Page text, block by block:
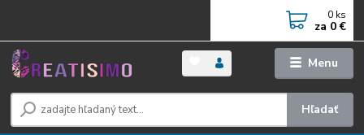
Menu
Hľadať
0 ks
za 0 €